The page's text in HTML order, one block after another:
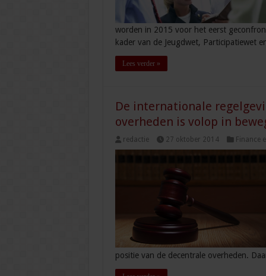
worden in 2015 voor het eerst
kader van de Jeugdwet, Participatiewet
Lees verder »
De internationale
overheden is volop in
redactie 27 oktober 2014 Finance
positie van de decentrale overheden.